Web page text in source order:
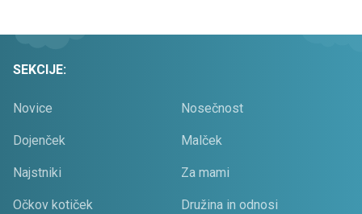
SEKCIJE:
Novice Nosečnost
Dojenček Malček
Najstniki Za mami
Očkov kotiček Družina in odnosi